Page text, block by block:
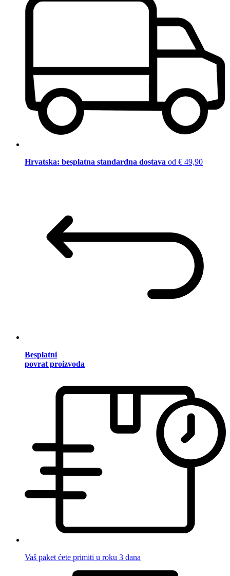
Hrvatska: besplatna standardna dostava od € 49,90
Besplatni
povrat proizvoda
Vaš paket ćete primiti u roku 3 dana